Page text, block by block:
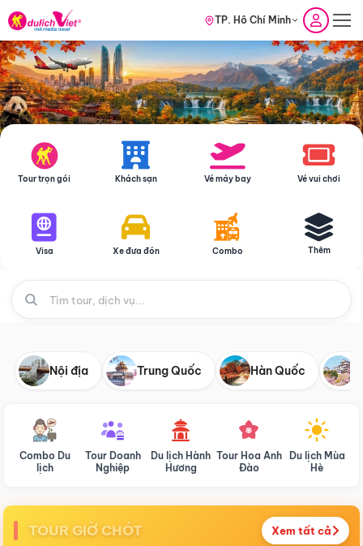
TP. Hồ Chí Minh
Tour trọn gói Khách sạn Vé máy bay Vé vui chơi
Visa Xe đưa đón Combo Thêm
Nội địa Trung Quốc Hàn Quốc
Combo Du
lịch
Tour Doanh
Nghiệp
Du lịch Hành
Hương
Tour Hoa Anh
Đào
Du lịch Mùa
Hè
TOUR GIỜ CHÓT Xem tất cả
Điểm nổi bật